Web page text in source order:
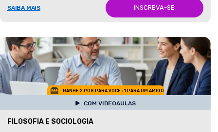
SAIBA MAIS INSCREVA-SE
GANHE 2 POS PARA VOCE +1 PARA UM AMIGO
COM VIDEOAULAS
FILOSOFIA E SOCIOLOGIA